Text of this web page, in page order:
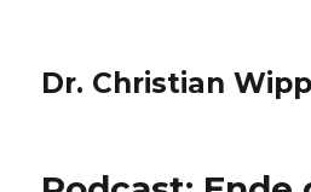
Dr. Christian